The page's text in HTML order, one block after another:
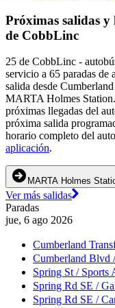
Próximas salidas y
de CobbLinc
25 de CobbLinc -
servicio a 65 paradas de
salida desde
MARTA Holmes
próximas llegadas del
próxima salida
horario completo del
aplicación.
MARTA Holmes
Ver más salidas
Paradas
jue, 6 ago 2026
Cumberland
Cumberland
Spring St / Sports
Spring Rd SE /
Spring Rd SE /